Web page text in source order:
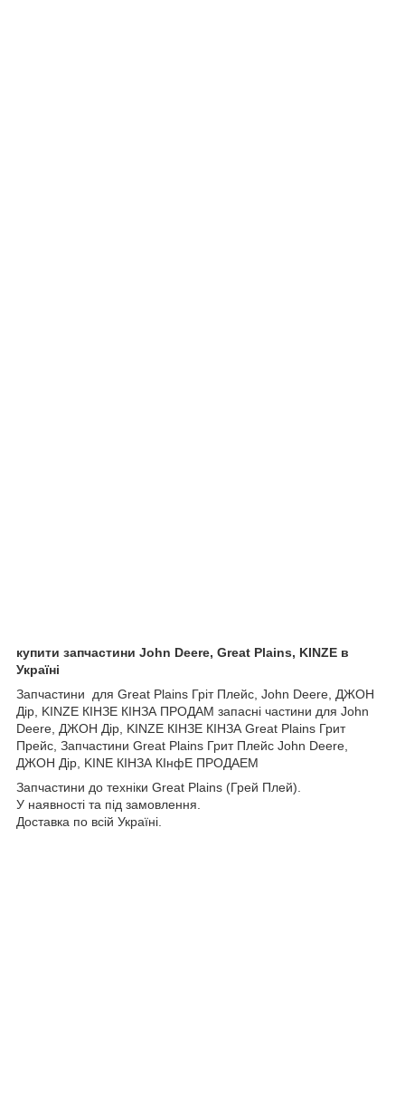
купити запчастини John Deere, Great Plains, KINZE в
Україні
Запчастини для Great Plains Гріт Плейс, John Deere, ДЖОН
Дір, KINZE КІНЗЕ КІНЗА ПРОДАМ запасні частини для John
Deere, ДЖОН Дір, KINZE КІНЗЕ КІНЗА Great Plains Грит
Прейс, Запчастини Great Plains Грит Плейс John Deere,
ДЖОН Дір, KINE КІНЗА КІнфЕ ПРОДАЕМ
Запчастини до техніки Great Plains (Грей Плей).
У наявності та під замовлення.
Доставка по всій Україні.